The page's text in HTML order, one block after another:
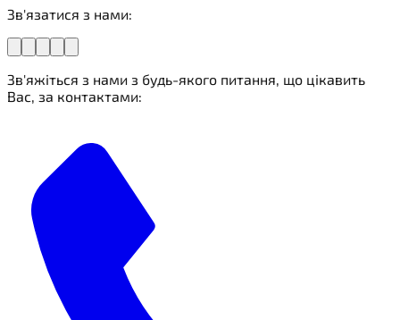
Зв'язатися з нами:
Зв'яжіться з нами з будь-якого питання, що цікавить
Вас, за контактами: